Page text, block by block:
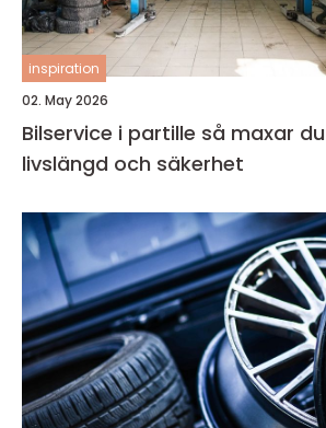
inspiration
02. May 2026
Bilservice i partille så maxar du bilens
livslängd och säkerhet